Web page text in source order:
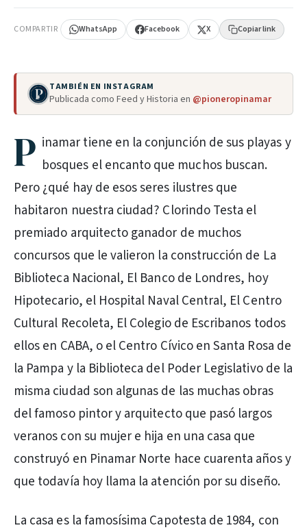
COMPARTIR WhatsApp Facebook X Copiar link
TAMBIÉN EN INSTAGRAM
Publicada como Feed y Historia en @pioneropinamar
P inamar tiene en la conjunción de sus playas y
bosques el encanto que muchos buscan.
Pero ¿qué hay de esos seres ilustres que
habitaron nuestra ciudad? Clorindo Testa el
premiado arquitecto ganador de muchos
concursos que le valieron la construcción de La
Biblioteca Nacional, El Banco de Londres, hoy
Hipotecario, el Hospital Naval Central, El Centro
Cultural Recoleta, El Colegio de Escribanos todos
ellos en CABA, o el Centro Cívico en Santa Rosa de
la Pampa y la Biblioteca del Poder Legislativo de la
misma ciudad son algunas de las muchas obras
del famoso pintor y arquitecto que pasó largos
veranos con su mujer e hija en una casa que
construyó en Pinamar Norte hace cuarenta años y
que todavía hoy llama la atención por su diseño.
La casa es la famosísima Capotesta de 1984, con